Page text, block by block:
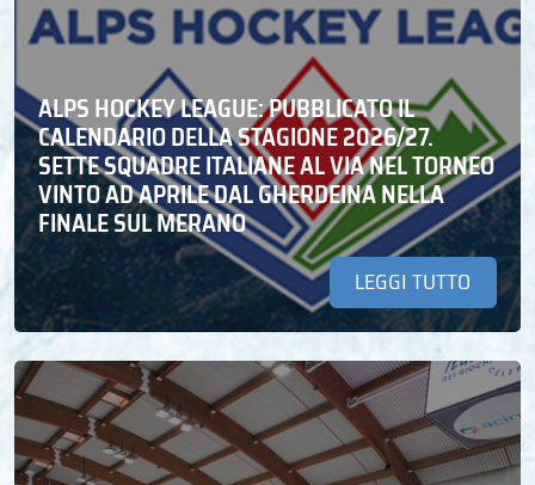
ALPS HOCKEY LEAGUE: PUBBLICATO IL
CALENDARIO DELLA STAGIONE 2026/27.
SETTE SQUADRE ITALIANE AL VIA NEL TORNEO
VINTO AD APRILE DAL GHERDEINA NELLA
FINALE SUL MERANO
LEGGI TUTTO